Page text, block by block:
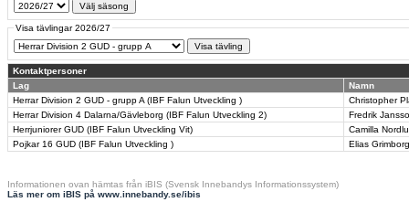
Visa tävlingar 2026/27
Kontaktpersoner
Lag
Namn
Herrar Division 2 GUD - grupp A (IBF Falun Utveckling )
Christopher
Herrar Division 4 Dalarna/Gävleborg (IBF Falun Utveckling 2)
Fredrik
Herrjuniorer GUD (IBF Falun Utveckling Vit)
Camilla
Pojkar 16 GUD (IBF Falun Utveckling )
Elias Grimborg
Informationen ovan hämtas från iBIS (Svensk Innebandys Informationssystem)
Läs mer om iBIS på www.innebandy.se/ibis